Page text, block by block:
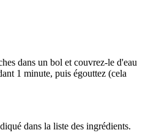
dans un bol et couvrez-le d'eau
1 minute, puis égouttez (cela
dans la liste des ingrédients.